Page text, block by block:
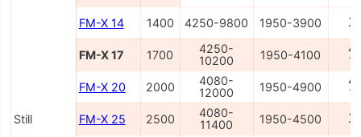
Still
FM-X 14 1400 4250-9800 1950-3900
FM-X 17
1700
4250-
10200
1950-4100
FM-X 20
2000
4080-
12000
1950-4900
FM-X 25
2500
4080-
11400
1950-4500